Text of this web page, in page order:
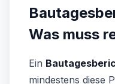
Was muss
Ein
mindestens diese